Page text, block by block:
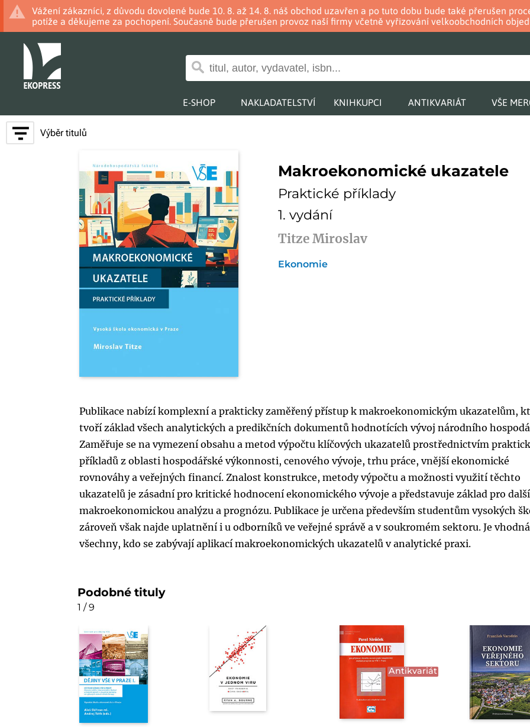
Vážení zákazníci, z důvodu dovolené bude 10. 8. až 14. 8. náš obchod uzavřen a po tuto dobu bude také přerušen
potíže a děkujeme za pochopení. Současně bude přerušen provoz naší firmy včetně vyřizování velkoobchodních
E-SHOP NAKLADATELSTVÍ KNIHKUPCI ANTIKVARIÁT VŠE
Výběr titulů
Makroekonomické ukazatele
Praktické příklady
1. vydání
Titze Miroslav
Ekonomie
Publikace nabízí komplexní a prakticky zaměřený přístup k makroekonomickým ukazatelům,
tvoří základ všech analytických a predikčních dokumentů hodnotících vývoj národního
Zaměřuje se na vymezení obsahu a metod výpočtu klíčových ukazatelů prostřednictvím
příkladů z oblasti hospodářské výkonnosti, cenového vývoje, trhu práce, vnější ekonomické
rovnováhy a veřejných financí. Znalost konstrukce, metody výpočtu a možnosti využití těchto
ukazatelů je zásadní pro kritické hodnocení ekonomického vývoje a představuje základ pro další
makroekonomickou analýzu a prognózu. Publikace je určena především studentům vysokých
zároveň však najde uplatnění i u odborníků ve veřejné správě a v soukromém sektoru. Je
všechny, kdo se zabývají aplikací makroekonomických ukazatelů v analytické praxi.
Podobné tituly
1 / 9
Antikvariát